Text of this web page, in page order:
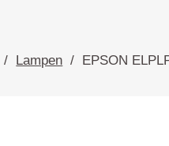
Lampen EPSON